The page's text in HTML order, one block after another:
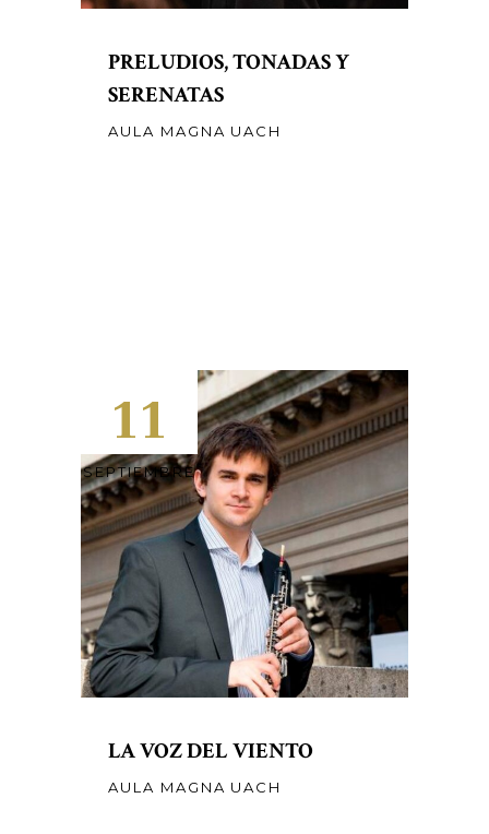
PRELUDIOS, TONADAS Y
SERENATAS
AULA MAGNA UACH
11
SEPTIEMBRE
LA VOZ DEL VIENTO
AULA MAGNA UACH